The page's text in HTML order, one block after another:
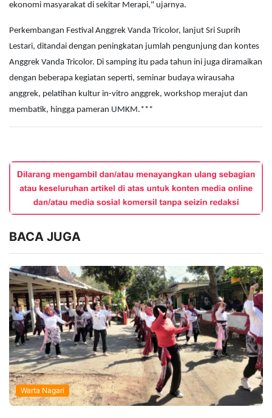
ekonomi masyarakat di sekitar Merapi," ujarnya.
Perkembangan Festival Anggrek Vanda Tricolor, lanjut Sri Suprih
Lestari, ditandai dengan peningkatan jumlah pengunjung dan kontes
Anggrek Vanda Tricolor. Di samping itu pada tahun ini juga diramaikan
dengan beberapa kegiatan seperti, seminar budaya wirausaha
anggrek, pelatihan kultur in-vitro anggrek, workshop merajut dan
membatik, hingga pameran UMKM.***
BACA JUGA
Warta Nagari